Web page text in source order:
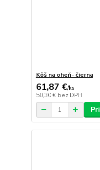
Kôš na oheň- čierna
61,87 €/ks
50,30 € bez DPH